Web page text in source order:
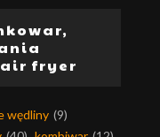
fryer
wędliny (9)